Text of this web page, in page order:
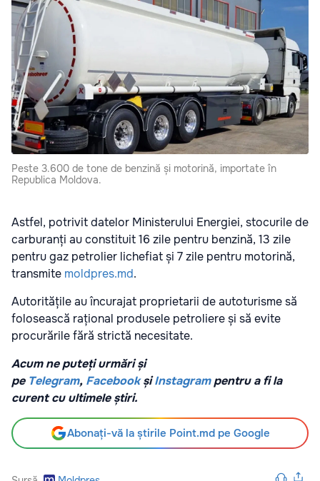
Peste 3.600 de tone de benzină și motorină, importate în
Republica Moldova.
Astfel, potrivit datelor Ministerului Energiei, stocurile de
carburanți au constituit 16 zile pentru benzină, 13 zile
pentru gaz petrolier lichefiat și 7 zile pentru motorină,
transmite moldpres.md.
Autoritățile au încurajat proprietarii de autoturisme să
folosească rațional produsele petroliere și să evite
procurările fără strictă necesitate.
Acum ne puteți urmări și
pe Telegram, Facebook șiInstagrampentru a fi la
curent cu ultimele știri.
Abonați-vă la știrile Point.md pe Google